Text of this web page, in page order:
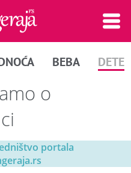
BEBA DETE
o
portala